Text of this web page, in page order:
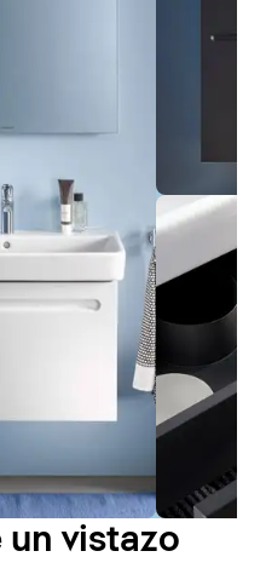
un vistazo